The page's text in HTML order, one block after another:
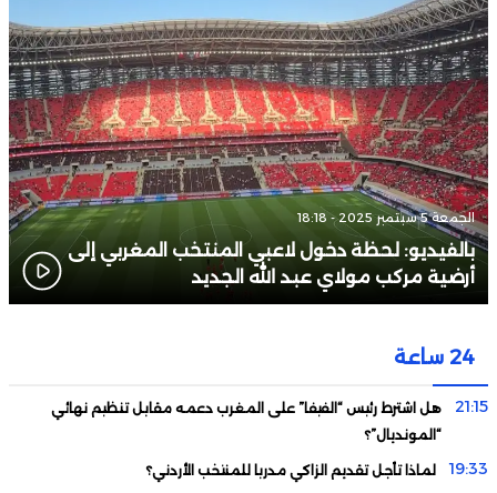
الجمعة 5 سبتمبر 2025 - 18:18
بالفيديو: لحظة دخول لاعبي المنتخب المغربي إلى
أرضية مركب مولاي عبد الله الجديد
24 ساعة
21:15
هل اشترط رئيس “الفيفا” على المغرب دعمه مقابل تنظيم نهائي
“المونديال”؟
19:33 لماذا تأجل تقديم الزاكي مدربا للمنتخب الأردني؟